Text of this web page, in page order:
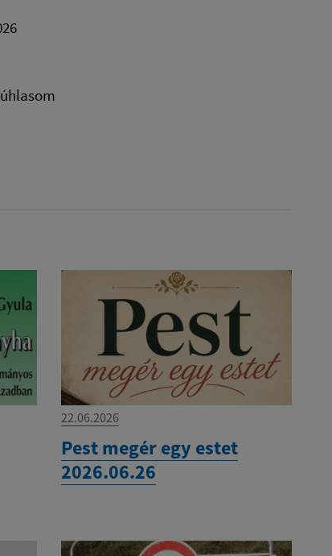
22.06.2026
Pest megér egy estet
2026.06.26